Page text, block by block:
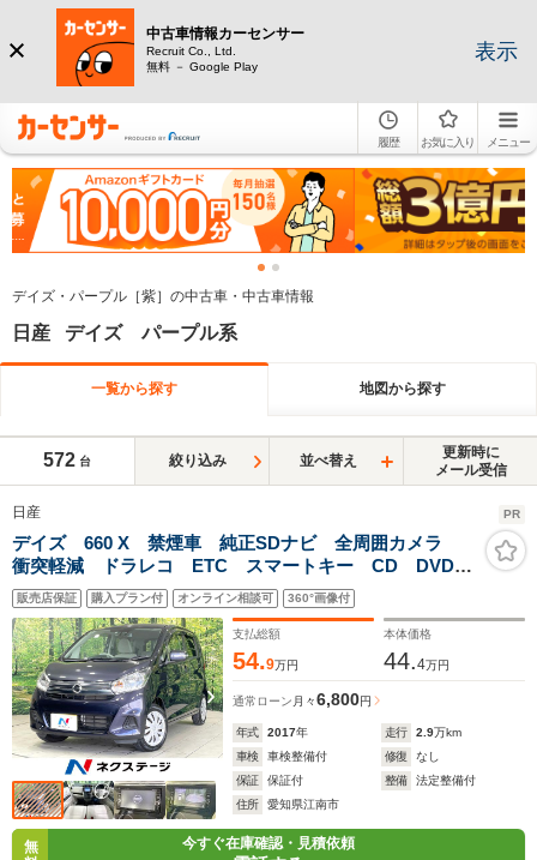
中古車情報カーセンサー
Recruit Co., Ltd.
無料 － Google Play
表示
履歴 お気に入り メニュー
デイズ・パープル［紫］の中古車・中古車情報
日産 デイズ パープル系
一覧から探す 地図から探す
572 台 絞り込み 並べ替え
更新時に
メール受信
日産 PR
デイズ 660 X 禁煙車 純正SDナビ 全周囲カメラ
衝突軽減 ドラレコ ETC スマートキー CD DVD再
生 フルセグTV オートエアコン 横滑り防止装置 ア
イドリングストップ
販売店保証 購入プラン付 オンライン相談可 360°画像付
支払総額
54.9万円
本体価格
44.4万円
通常ローン 月々6,800円
年式 2017年 走行 2.9万km
車検
車検整備付 修復
なし
保証
保証付 整備
法定整備付
住所
愛知県江南市
無
今すぐ在庫確認・見積依頼